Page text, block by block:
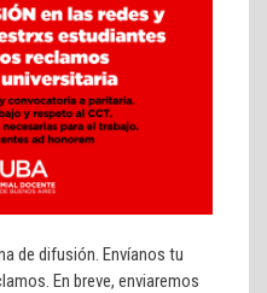
de difusión. Envíanos tu
En breve, enviaremos